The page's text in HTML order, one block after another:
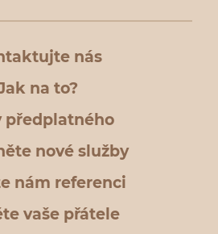
nás
na to?
předplatného
nové služby
nám referenci
vaše přátele